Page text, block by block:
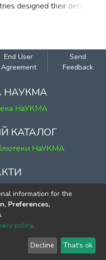
designed their defense
Ukraine can benefit
End User
Agreement
Send
Feedback
НАУКМА
НаУКМА
КАТАЛОГ
НаУКМА
Сковороди, 2
69-31
information for the
Preferences,
.
policy.
Decline That's ok